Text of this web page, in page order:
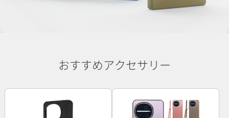
おすすめアクセサリー